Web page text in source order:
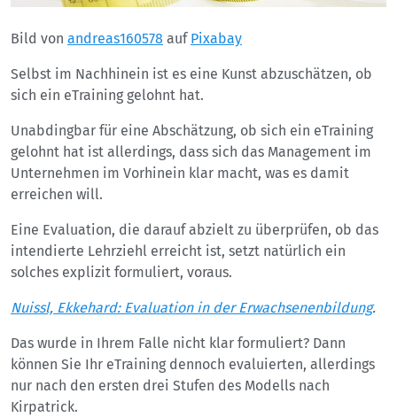
Bild von andreas160578 auf Pixabay
Selbst im Nachhinein ist es eine Kunst abzuschätzen, ob
sich ein eTraining gelohnt hat.
Unabdingbar für eine Abschätzung, ob sich ein eTraining
gelohnt hat ist allerdings, dass sich das Management im
Unternehmen im Vorhinein klar macht, was es damit
erreichen will.
Eine Evaluation, die darauf abzielt zu überprüfen, ob das
intendierte Lehrziehl erreicht ist, setzt natürlich ein
solches explizit formuliert, voraus.
Nuissl, Ekkehard: Evaluation in der Erwachsenenbildung.
Das wurde in Ihrem Falle nicht klar formuliert? Dann
können Sie Ihr eTraining dennoch evaluierten, allerdings
nur nach den ersten drei Stufen des Modells nach
Kirpatrick.